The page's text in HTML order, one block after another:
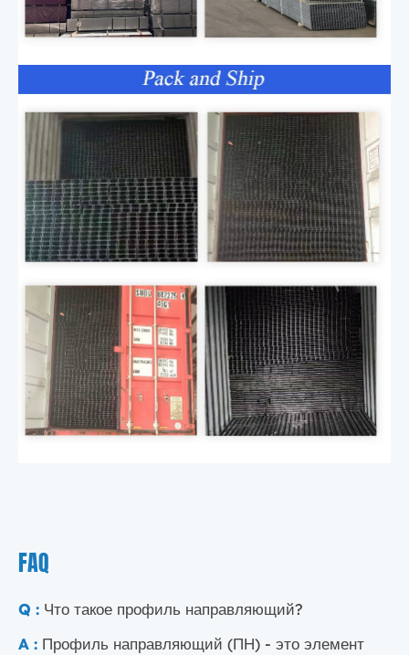
FAQ
Q : Что такое профиль направляющий?
A : Профиль направляющий (ПН) - это элемент